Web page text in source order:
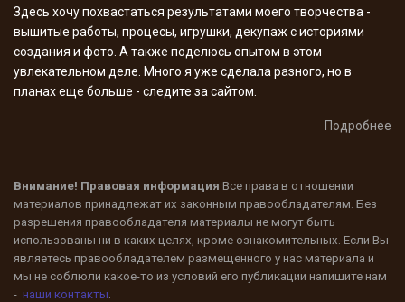
Здесь хочу похвастаться результатами моего творчества -
вышитые работы, процесы, игрушки, декупаж с историями
создания и фото. А также поделюсь опытом в этом
увлекательном деле. Много я уже сделала разного, но в
планах еще больше - следите за сайтом.
Подробнее
Внимание! Правовая информация Все права в отношении
материалов принадлежат их законным правообладателям. Без
разрешения правообладателя материалы не могут быть
использованы ни в каких целях, кроме ознакомительных. Если Вы
являетесь правообладателем размещенного у нас материала и
мы не соблюли какое-то из условий его публикации напишите нам
- наши контакты